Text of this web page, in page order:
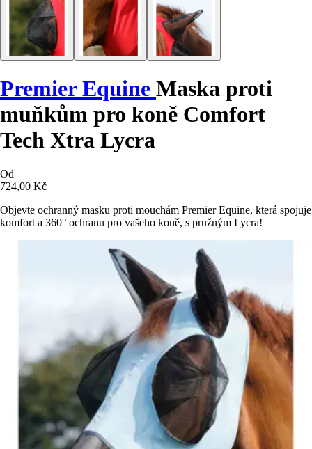
Premier Equine Maska proti
muňkům pro koně Comfort
Tech Xtra Lycra
Od
724,00 Kč
Objevte ochranný masku proti mouchám Premier Equine, která spojuje
komfort a 360° ochranu pro vašeho koně, s pružným Lycra!